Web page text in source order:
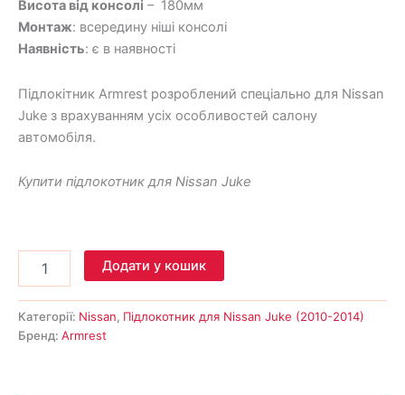
Висота від консолі – 180мм
Монтаж: всередину ніші консолі
Наявність: є в наявності
Підлокітник Armrest розроблений спеціально для Nissan
Juke з врахуванням усіх особливостей салону
автомобіля.
Купити підлокотник для Nissan Juke
Додати у кошик
Категорії: Nissan, Підлокотник для Nissan Juke (2010-2014)
Бренд: Armrest